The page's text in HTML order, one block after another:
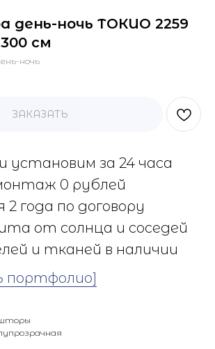
день-ночь ТОКИО 2259
см
ночь
ЗАКАЗАТЬ
установим за 24 часа
0 рублей
года по договору
от солнца и соседей
и тканей в наличии
портфолио]